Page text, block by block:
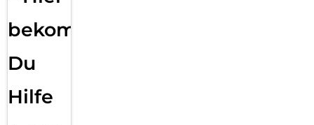
bekommst
Du
Hilfe